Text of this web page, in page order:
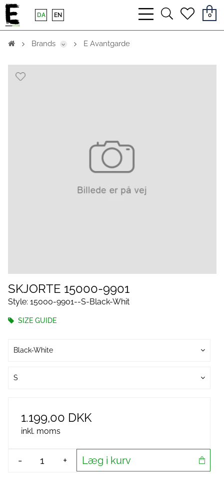
bars
light
searchheart
0
DA EN
Brands E Avantgarde
SKJORTE 15000-9901
Style: 15000-9901--S-Black-Whit
SIZE GUIDE
Black-White
S
1.199,00 DKK
inkl. moms
- + Læg i kurv